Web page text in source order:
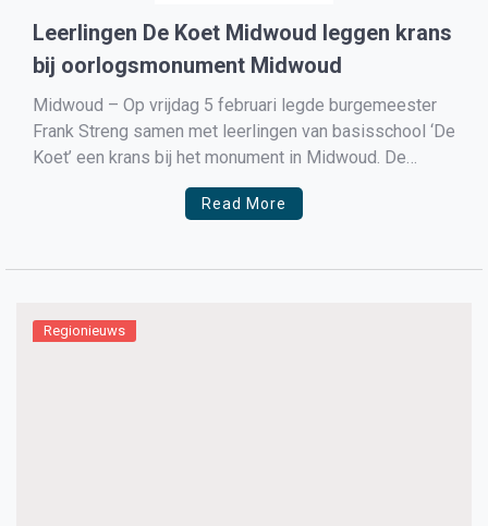
Leerlingen De Koet Midwoud leggen krans
bij oorlogsmonument Midwoud
Midwoud – Op vrijdag 5 februari legde burgemeester
Frank Streng samen met leerlingen van basisschool ‘De
Koet’ een krans bij het monument in Midwoud. De
school heeft het monument geadopteerd en legt er
ieder jaar een krans ter nagedachtenis aan het in de
Read More
Regionieuws